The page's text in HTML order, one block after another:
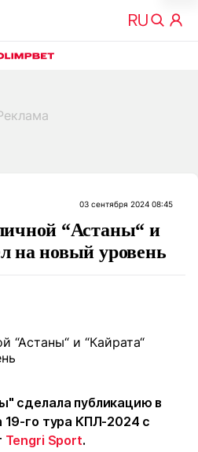
03 сентября 2024 08:45
“Астаны“ и
на новый уровень
сделала публикацию в
19-го тура КПЛ-2024 с
Tengri Sport.